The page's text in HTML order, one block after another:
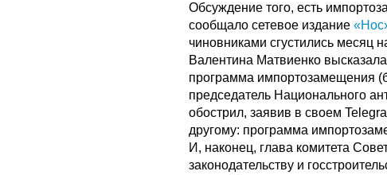
Обсуждение того, есть
сообщало сетевое издание
чиновниками сгустились месяц
Валентина Матвиенко
программа импортозамещения
председатель Национального
обострил, заявив в своем
другому: программа
И, наконец, глава комитета
законодательству и